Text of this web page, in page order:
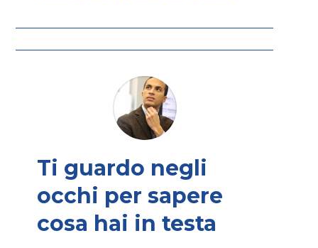
Ti guardo negli
occhi per sapere
cosa hai in testa